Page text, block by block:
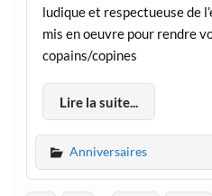
ludique et respectueuse de
mis en oeuvre pour rendre
copains/copines
Lire la suite...
Anniversaires